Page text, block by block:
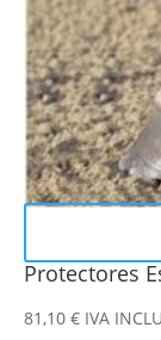
Protectores
81,10 € IVA
elegir
en
la
página
de
producto